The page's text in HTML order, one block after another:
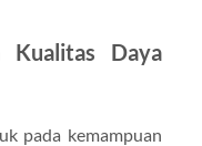
Kualitas Daya
pada kemampuan